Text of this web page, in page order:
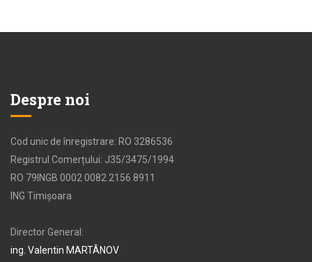
Despre noi
Cod unic de înregistrare: RO 3286536
Registrul Comerțului: J35/3475/1994
RO 79INGB 0002 0082 2156 8911
ING Timișoara
Director General:
ing. Valentin MARTÂNOV